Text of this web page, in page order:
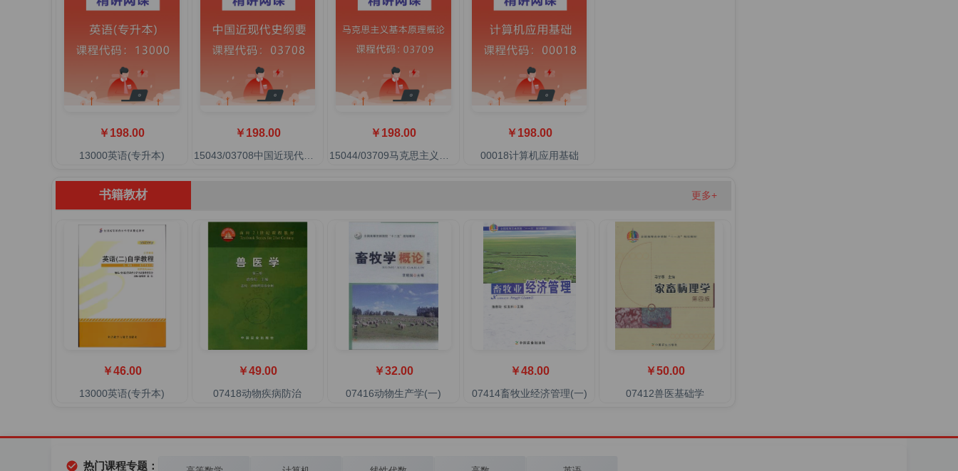
￥198.00
13000英语(专升本)
￥198.00
15043/03708中国近现代史纲要
￥198.00 ￥198.00
00018计算机应用基础
书籍教材 更多+
￥46.00
13000英语(专升本)
￥49.00
07418动物疾病防治
￥32.00
07416动物生产学(一)
￥48.00
07414畜牧业经济管理(一)
￥50.00
07412兽医基础学
热门课程专题：